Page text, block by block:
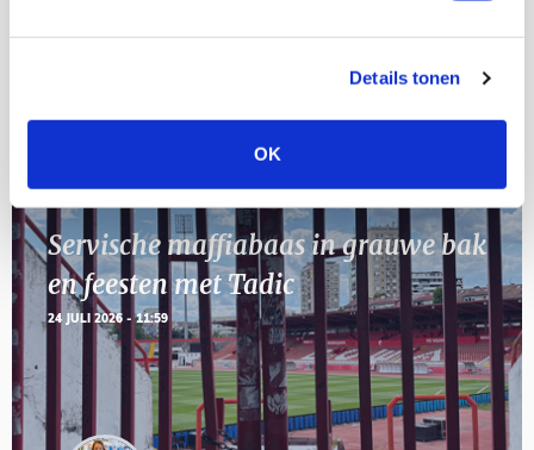
Details tonen
OK
Servische maffiabaas in grauwe bak
en feesten met Tadic
24 JULI 2026 - 11:59